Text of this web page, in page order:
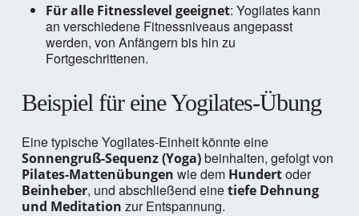
Für alle Fitnesslevel geeignet: Yogilates kann
an verschiedene Fitnessniveaus angepasst
werden, von Anfängern bis hin zu
Fortgeschrittenen.
Beispiel für eine Yogilates-Übung
Eine typische Yogilates-Einheit könnte eine
Sonnengruß-Sequenz (Yoga)beinhalten, gefolgt von
Pilates-Mattenübungen wie dem Hundertoder
Beinheber, und abschließend einetiefe Dehnung
und Meditation zur Entspannung.